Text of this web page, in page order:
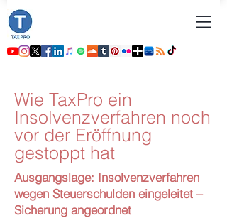
Wie TaxPro ein
Insolvenzverfahren noch
vor der Eröffnung
gestoppt hat
Ausgangslage: Insolvenzverfahren
wegen Steuerschulden eingeleitet –
Sicherung angeordnet